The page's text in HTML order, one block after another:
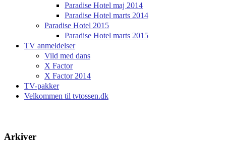
Paradise Hotel maj 2014
Paradise Hotel marts 2014
Paradise Hotel 2015
Paradise Hotel marts 2015
TV anmeldelser
Vild med dans
X Factor
X Factor 2014
TV-pakker
Velkommen til tvtossen.dk
Arkiver